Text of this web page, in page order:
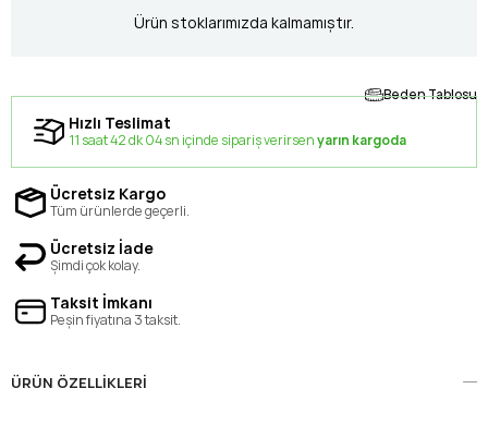
Ürün stoklarımızda kalmamıştır.
Beden Tablosu
Hızlı Teslimat
11 saat 42 dk 04 sn içinde sipariş verirsenyarın kargoda
Ücretsiz Kargo
Tüm ürünlerde geçerli.
Ücretsiz İade
Şimdi çok kolay.
Taksit İmkanı
Peşin fiyatına 3 taksit.
ÜRÜN ÖZELLIKLERI